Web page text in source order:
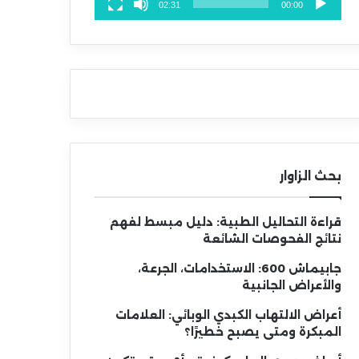
00:00
02:31
بحث الزاوار
قراءة التحاليل الطبية: دليل مبسط لفهم
نتائج الفحوصات الشائعة
جابيماش 600: الاستخدامات، الجرعة،
والأعراض الجانبية
أعراض الالتهاب الكبدي الوبائي: العلامات
المبكرة ومتى يصبح خطيرًا؟